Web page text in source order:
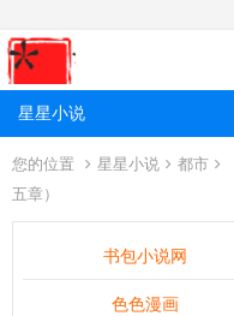
星星小说
您的位置 星星小说 都市
五章）
书包小说网
色色漫画